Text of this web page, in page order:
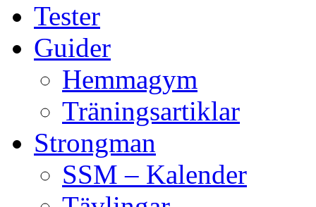
Tester
Guider
Hemmagym
Träningsartiklar
Strongman
SSM – Kalender